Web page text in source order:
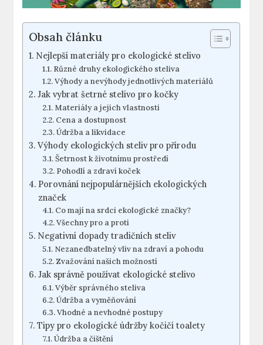
Obsah článku
Nejlepší materiály pro ekologické stelivo
Různé druhy ekologického steliva
Výhody a nevýhody jednotlivých materiálů
Jak vybrat šetrné stelivo pro kočky
Materiály a jejich vlastnosti
Cena a dostupnost
Údržba a likvidace
Výhody ekologických steliv pro přírodu
Šetrnost k životnímu prostředí
Pohodlí a zdraví koček
Porovnání nejpopulárnějších ekologických
značek
Co mají na srdci ekologické značky?
Všechny pro a proti
Negativní dopady tradičních steliv
Nezanedbatelný vliv na zdraví a pohodu
Zvažování našich možností
Jak správně používat ekologické stelivo
Výběr správného steliva
Údržba a vyměňování
Vhodné a nevhodné postupy
Tipy pro ekologické údržby kočičí toalety
Údržba a čištění